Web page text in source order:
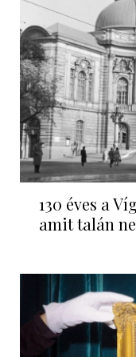
130 éves a
amit talán